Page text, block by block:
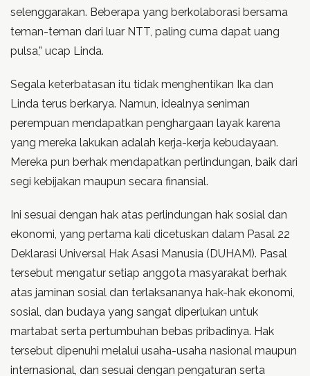
selenggarakan. Beberapa yang berkolaborasi bersama
teman-teman dari luar NTT, paling cuma dapat uang
pulsa,” ucap Linda.
Segala keterbatasan itu tidak menghentikan Ika dan
Linda terus berkarya. Namun, idealnya seniman
perempuan mendapatkan penghargaan layak karena
yang mereka lakukan adalah kerja-kerja kebudayaan.
Mereka pun berhak mendapatkan perlindungan, baik dari
segi kebijakan maupun secara finansial.
Ini sesuai dengan hak atas perlindungan hak sosial dan
ekonomi, yang pertama kali dicetuskan dalam Pasal 22
Deklarasi Universal Hak Asasi Manusia (DUHAM). Pasal
tersebut mengatur setiap anggota masyarakat berhak
atas jaminan sosial dan terlaksananya hak-hak ekonomi,
sosial, dan budaya yang sangat diperlukan untuk
martabat serta pertumbuhan bebas pribadinya. Hak
tersebut dipenuhi melalui usaha-usaha nasional maupun
internasional, dan sesuai dengan pengaturan serta